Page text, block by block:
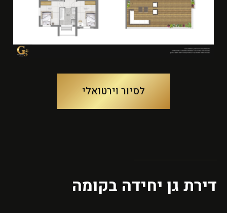
לסיור וירטואלי
דירת גן יחידה בקומה